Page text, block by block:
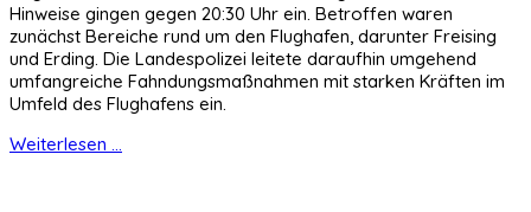
Hinweise gingen gegen 20:30 Uhr ein. Betroffen waren
zunächst Bereiche rund um den Flughafen, darunter Freising
und Erding. Die Landespolizei leitete daraufhin umgehend
umfangreiche Fahndungsmaßnahmen mit starken Kräften im
Umfeld des Flughafens ein.
Weiterlesen ...